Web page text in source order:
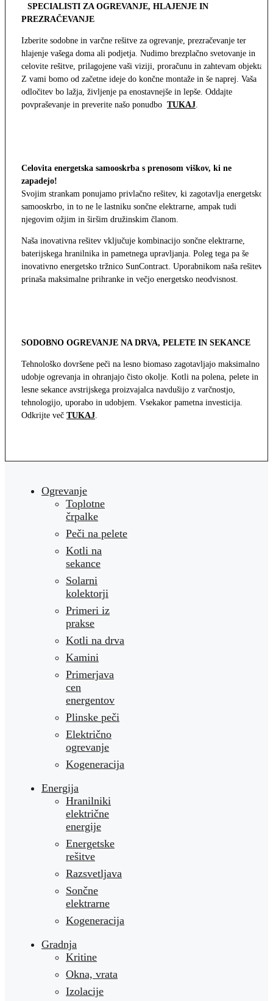
SPECIALISTI ZA OGREVANJE, HLAJENJE IN
PREZRAČEVANJE
Izberite sodobne in varčne rešitve za ogrevanje, prezračevanje ter
hlajenje vašega doma ali podjetja. Nudimo brezplačno svetovanje in
celovite rešitve, prilagojene vaši viziji, proračunu in zahtevam objekta.
Z vami bomo od začetne ideje do končne montaže in še naprej. Vaša
odločitev bo lažja, življenje pa enostavnejše in lepše. Oddajte
povpraševanje in preverite našo ponudbo TUKAJ
Celovita energetska samooskrba s prenosom viškov, ki ne
zapadejo!
Svojim strankam ponujamo privlačno rešitev, ki zagotavlja energetsko
samooskrbo, in to ne le lastniku sončne elektrarne, ampak tudi
njegovim ožjim in širšim družinskim članom.
Naša inovativna rešitev vključuje kombinacijo sončne elektrarne,
baterijskega hranilnika in pametnega upravljanja. Poleg tega pa še
inovativno energetsko tržnico SunContract. Uporabnikom naša rešitev
prinaša maksimalne prihranke in večjo energetsko neodvisnost.
SODOBNO OGREVANJE NA DRVA, PELETE IN SEKANCE
Tehnološko dovršene peči na lesno biomaso zagotavljajo maksimalno
udobje ogrevanja in ohranjajo čisto okolje. Kotli na polena, pelete in
lesne sekance avstrijskega proizvajalca navdušijo z varčnostjo,
tehnologijo, uporabo in udobjem. Vsekakor pametna investicija.
Odkrijte več TUKAJ
Ogrevanje
Toplotne
črpalke
Peči na pelete
Kotli na
sekance
Solarni
kolektorji
Primeri iz
prakse
Kotli na drva
Kamini
Primerjava
cen
energentov
Plinske peči
Električno
ogrevanje
Kogeneracija
Energija
Hranilniki
električne
energije
Energetske
rešitve
Razsvetljava
Sončne
elektrarne
Kogeneracija
Gradnja
Kritine
Okna, vrata
Izolacije